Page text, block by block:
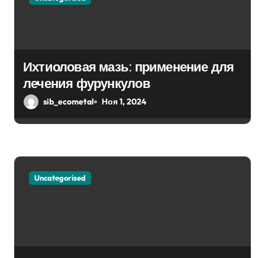
и
я
Ихтиоловая мазь: применение для
лечения фурункулов
sib_ecometal Ноя 1, 2024
Uncategorised